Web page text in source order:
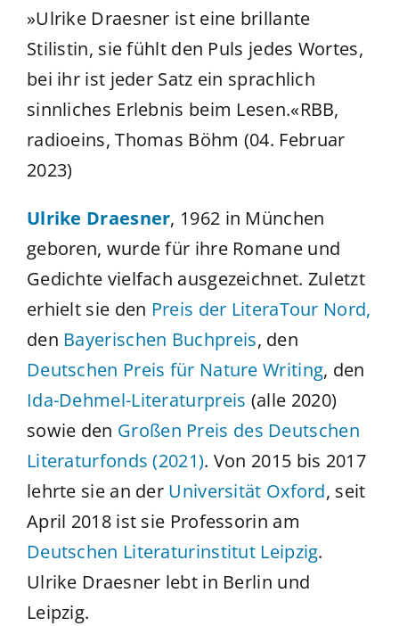
»Ulrike Draesner ist eine brillante
Stilistin, sie fühlt den Puls jedes Wortes,
bei ihr ist jeder Satz ein sprachlich
sinnliches Erlebnis beim Lesen.«RBB,
radioeins, Thomas Böhm (04. Februar
2023)
Ulrike Draesner, 1962 in München
geboren, wurde für ihre Romane und
Gedichte vielfach ausgezeichnet. Zuletzt
erhielt sie den Preis der LiteraTour Nord,
den Bayerischen Buchpreis, den
Deutschen Preis für Nature Writing, den
Ida-Dehmel-Literaturpreis (alle 2020)
sowie den Großen Preis des Deutschen
Literaturfonds (2021). Von 2015 bis 2017
lehrte sie an der Universität Oxford, seit
April 2018 ist sie Professorin am
Deutschen Literaturinstitut Leipzig.
Ulrike Draesner lebt in Berlin und
Leipzig.